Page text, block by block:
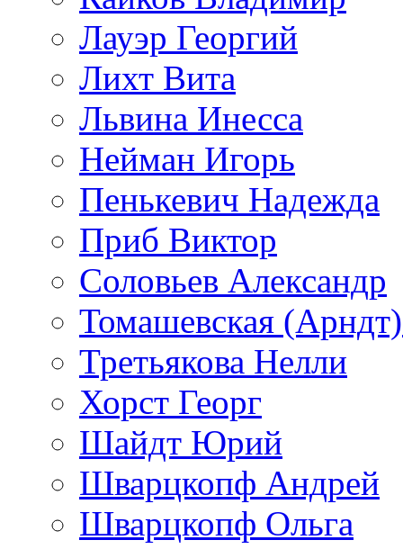
Лауэр Георгий
Лихт Вита
Львина Инесса
Нейман Игорь
Пенькевич Надежда
Приб Виктор
Соловьев Александр
Томашевская
Третьякова Нелли
Хорст Георг
Шайдт Юрий
Шварцкопф Андрей
Шварцкопф Ольга